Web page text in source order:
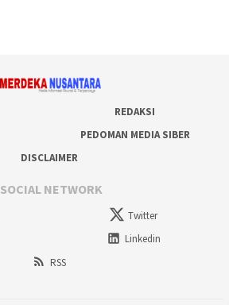
REDAKSI
PEDOMAN MEDIA SIBER
DISCLAIMER
SOCIAL NETWORK
Twitter
Linkedin
RSS